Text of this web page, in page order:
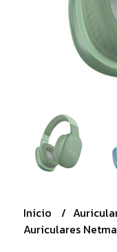
Inicio
Auriculares